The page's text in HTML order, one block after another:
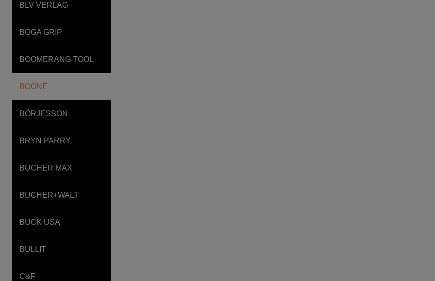
BLV VERLAG
BOGA GRIP
BOOMERANG TOOL
BOONE
BÖRJESSON
BRYN PARRY
BUCHER MAX
BUCHER+WALT
BUCK USA
BULLIT
C&F